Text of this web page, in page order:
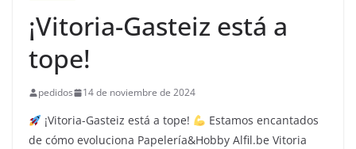
¡Vitoria-Gasteiz está a
tope!
pedidos 14 de noviembre de 2024
¡Vitoria-Gasteiz está a tope!
Estamos encantados
de cómo evoluciona Papelería&Hobby Alfil.be Vitoria